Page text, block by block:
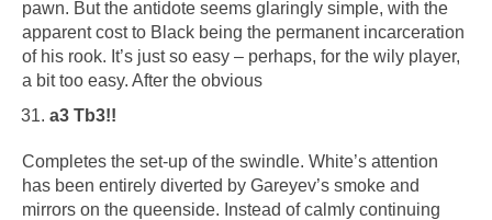
pawn. But the antidote seems glaringly simple, with the
apparent cost to Black being the permanent incarceration
of his rook. It’s just so easy – perhaps, for the wily player,
a bit too easy. After the obvious
a3 Tb3!!
Completes the set-up of the swindle. White’s attention
has been entirely diverted by Gareyev’s smoke and
mirrors on the queenside. Instead of calmly continuing